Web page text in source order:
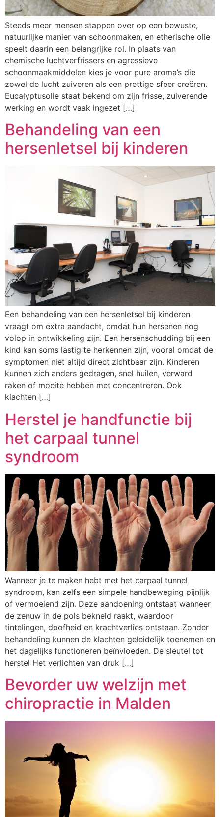
Steeds meer mensen stappen over op een bewuste,
natuurlijke manier van schoonmaken, en etherische olie
speelt daarin een belangrijke rol. In plaats van
chemische luchtverfrissers en agressieve
schoonmaakmiddelen kies je voor pure aroma’s die
zowel de lucht zuiveren als een prettige sfeer creëren.
Eucalyptusolie staat bekend om zijn frisse, zuiverende
werking en wordt vaak ingezet […]
Behandeling van een
hersenletsel bij kinderen
Een behandeling van een hersenletsel bij kinderen
vraagt om extra aandacht, omdat hun hersenen nog
volop in ontwikkeling zijn. Een hersenschudding bij een
kind kan soms lastig te herkennen zijn, vooral omdat de
symptomen niet altijd direct zichtbaar zijn. Kinderen
kunnen zich anders gedragen, snel huilen, verward
raken of moeite hebben met concentreren. Ook
klachten […]
Herstel je handfunctie bij
het carpaal tunnel
syndroom
Wanneer je te maken hebt met het carpaal tunnel
syndroom, kan zelfs een simpele handbeweging pijnlijk
of vermoeiend zijn. Deze aandoening ontstaat wanneer
de zenuw in de pols bekneld raakt, waardoor
tintelingen, doofheid en krachtverlies ontstaan. Zonder
behandeling kunnen de klachten geleidelijk toenemen en
het dagelijks functioneren beïnvloeden. De sleutel tot
herstel Het verlichten van druk […]
Bevorder uw welzijn met
chiropractie in Malden